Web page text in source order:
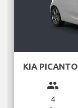
KIA PICANTO
group
4